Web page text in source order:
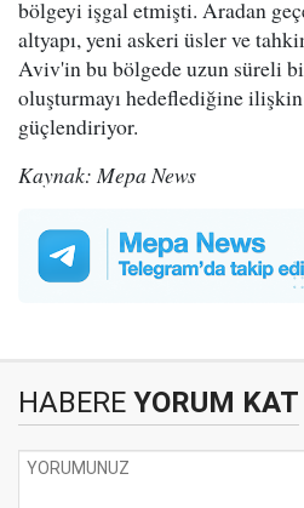
bölgeyi işgal etmişti. Aradan
altyapı, yeni askeri üsler ve
Aviv'in bu bölgede uzun süreli
oluşturmayı hedeflediğine
güçlendiriyor.
Kaynak: Mepa News
HABERE YORUM KAT